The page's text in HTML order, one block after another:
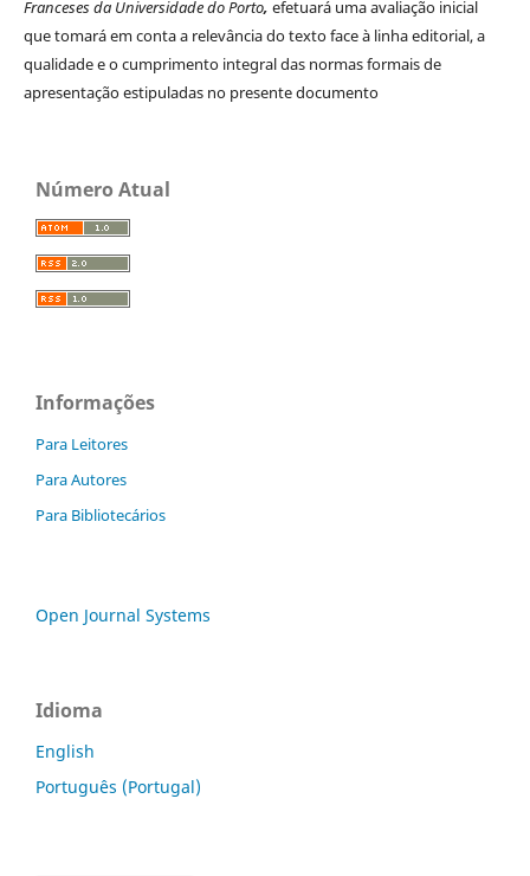
Franceses da Universidade do Porto, efetuará uma avaliação inicial
que tomará em conta a relevância do texto face à linha editorial, a
qualidade e o cumprimento integral das normas formais de
apresentação estipuladas no presente documento
Número Atual
Informações
Para Leitores
Para Autores
Para Bibliotecários
Open Journal Systems
Idioma
English
Português (Portugal)